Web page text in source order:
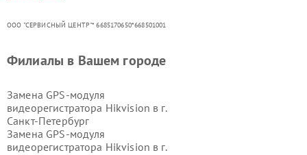
ООО "СЕРВИСНЫЙ ЦЕНТР"* 6685170650*668501001
Филиалы в Вашем городе
Замена GPS-модуля
видеорегистратора Hikvision в г.
Санкт-Петербург
Замена GPS-модуля
видеорегистратора Hikvision в г.